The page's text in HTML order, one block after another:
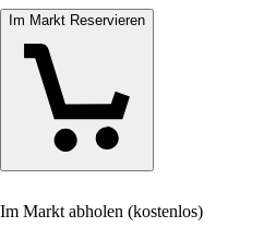
Im Markt Reservieren
Im Markt abholen (kostenlos)